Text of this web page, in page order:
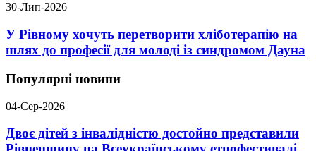
30-Лип-2026
У Рівному хочуть перетворити хліботерапію на
шлях до професії для молоді із синдромом Дауна
Популярні новини
04-Сер-2026
Двоє дітей з інвалідністю достойно представили